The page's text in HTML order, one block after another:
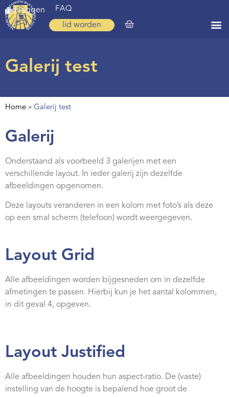
inloggen FAQ
lid worden
Zoeken
Spirituele reis
Ervaringen
Regio’s
Agenda
Contact
Galerij test
Home » Galerij test
Galerij
Onderstaand als voorbeeld 3 galerijen met een
verschillende layout. In ieder galerij zijn dezelfde
afbeeldingen opgenomen.
Deze layouts veranderen in een kolom met foto’s als deze
op een smal scherm (telefoon) wordt weergegeven.
Layout Grid
Alle afbeeldingen worden bijgesneden om in dezelfde
afmetingen te passen. Hierbij kun je het aantal kolommen,
in dit geval 4, opgeven.
Layout Justified
Alle afbeeldingen houden hun aspect-ratio. De (vaste)
instelling van de hoogte is bepalend hoe groot de